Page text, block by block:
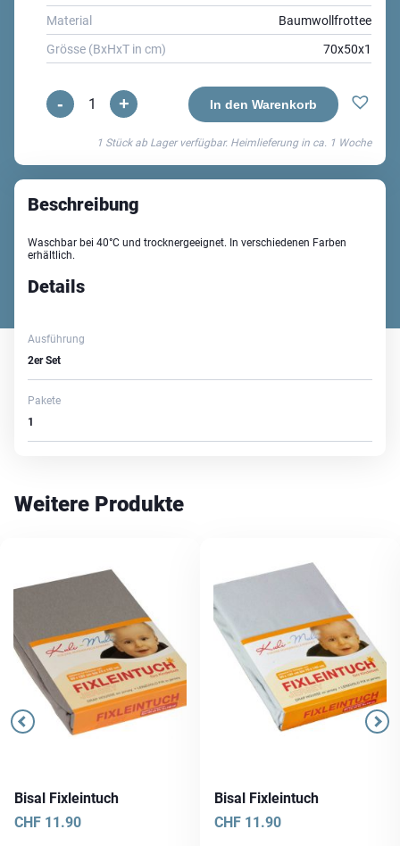
Material
Baumwollfrottee
Grösse (BxHxT in cm)
70x50x1
-
Jollein
Wickelauflagenbezug
Menge
+ In den Warenkorb
1 Stück ab Lager verfügbar. Heimlieferung in ca. 1 Woche
Beschreibung
Waschbar bei 40°C und trocknergeeignet. In verschiedenen Farben
erhältlich.
Details
Ausführung
2er Set
Pakete
1
Weitere Produkte
Bisal Fixleintuch
CHF 11.90
Bisal Fixleintuch
CHF 11.90